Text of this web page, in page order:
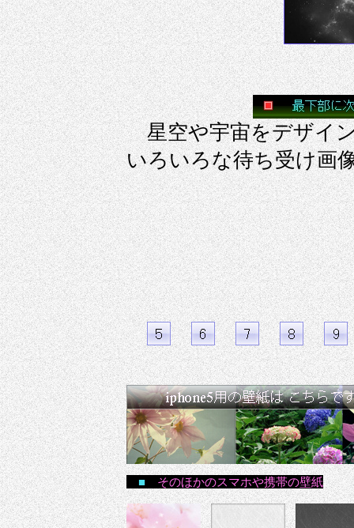
星空や宇宙をデザイン
いろいろな待ち受け画